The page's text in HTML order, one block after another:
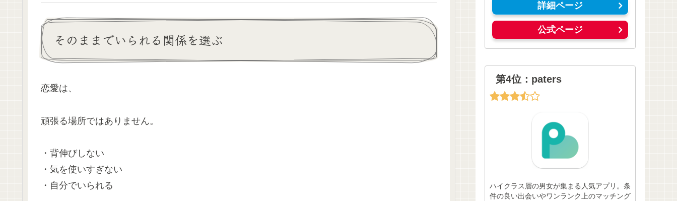
そのままでいられる関係を選ぶ
恋愛は、
頑張る場所ではありません。
・背伸びしない
・気を使いすぎない
・自分でいられる
詳細ページ
公式ページ
第4位：paters
ハイクラス層の男女が集まる人気アプリ。条
件の良い出会いやワンランク上のマッチング